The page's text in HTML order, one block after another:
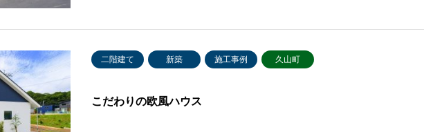
二階建て 新築 施工事例 久山町
こだわりの欧風ハウス